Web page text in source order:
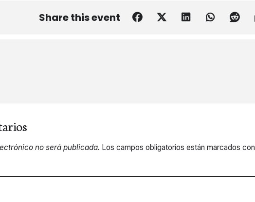
Share this event
no será publicada. Los campos obligatorios están marcados con